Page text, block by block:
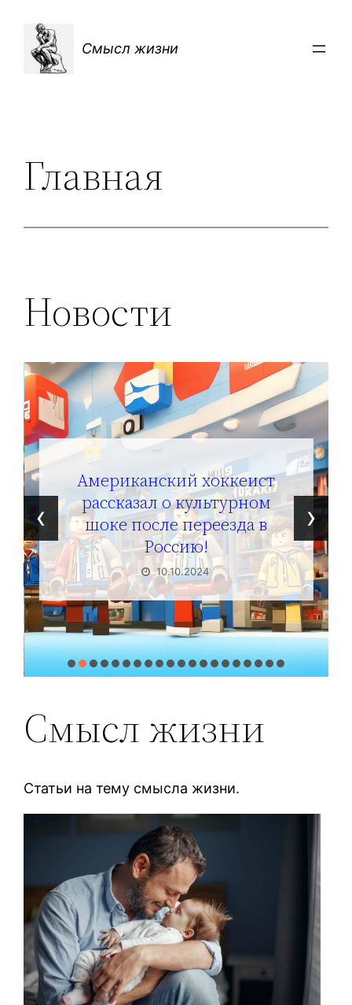
содержимому
Смысл жизни
Главная
Новости
Солдат ВСУ говорит о том,
чтобы продавали топливо
для ремонта техники в
Угледаре
10.10.2024
‹ ›
Смысл жизни
Статьи на тему смысла жизни.